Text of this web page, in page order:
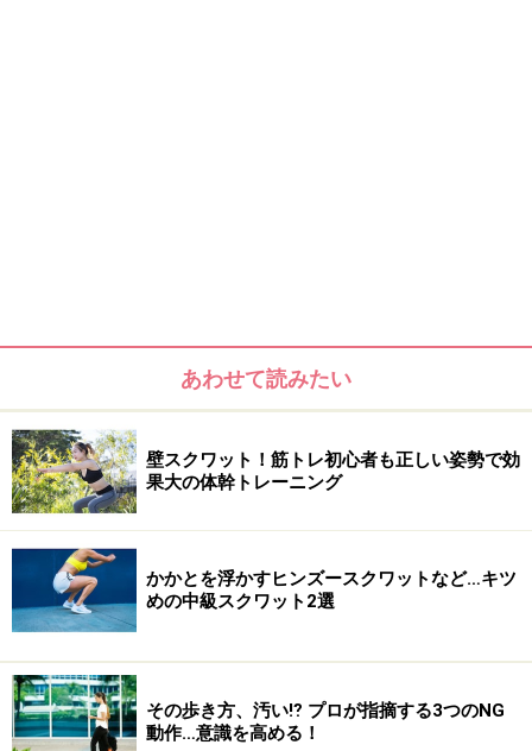
有酸素運動＆筋肉も鍛えられる！
「縄跳びダイエット」は、ウォーキングやジョギングと
同じく有酸素運動に属するダイエット方法です。跳ぶこ
とによって脂肪を燃焼するのに効果的で、さらに跳び方
を工夫すれば、筋肉を鍛えることもできるので、脚痩せ
や太もも痩せを狙った筋トレ効果も期待できます。
あわせて読みたい
壁スクワット！筋トレ初心者も正しい姿勢で効
果大の体幹トレーニング
かかとを浮かすヒンズースクワットなど…キツ
めの中級スクワット2選
その歩き方、汚い⁉ プロが指摘する3つのNG
動作…意識を高める！